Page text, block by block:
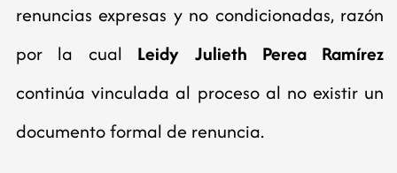
renuncias expresas y no condicionadas, razón
por la cual Leidy Julieth Perea Ramírez
continúa vinculada al proceso al no existir un
documento formal de renuncia.